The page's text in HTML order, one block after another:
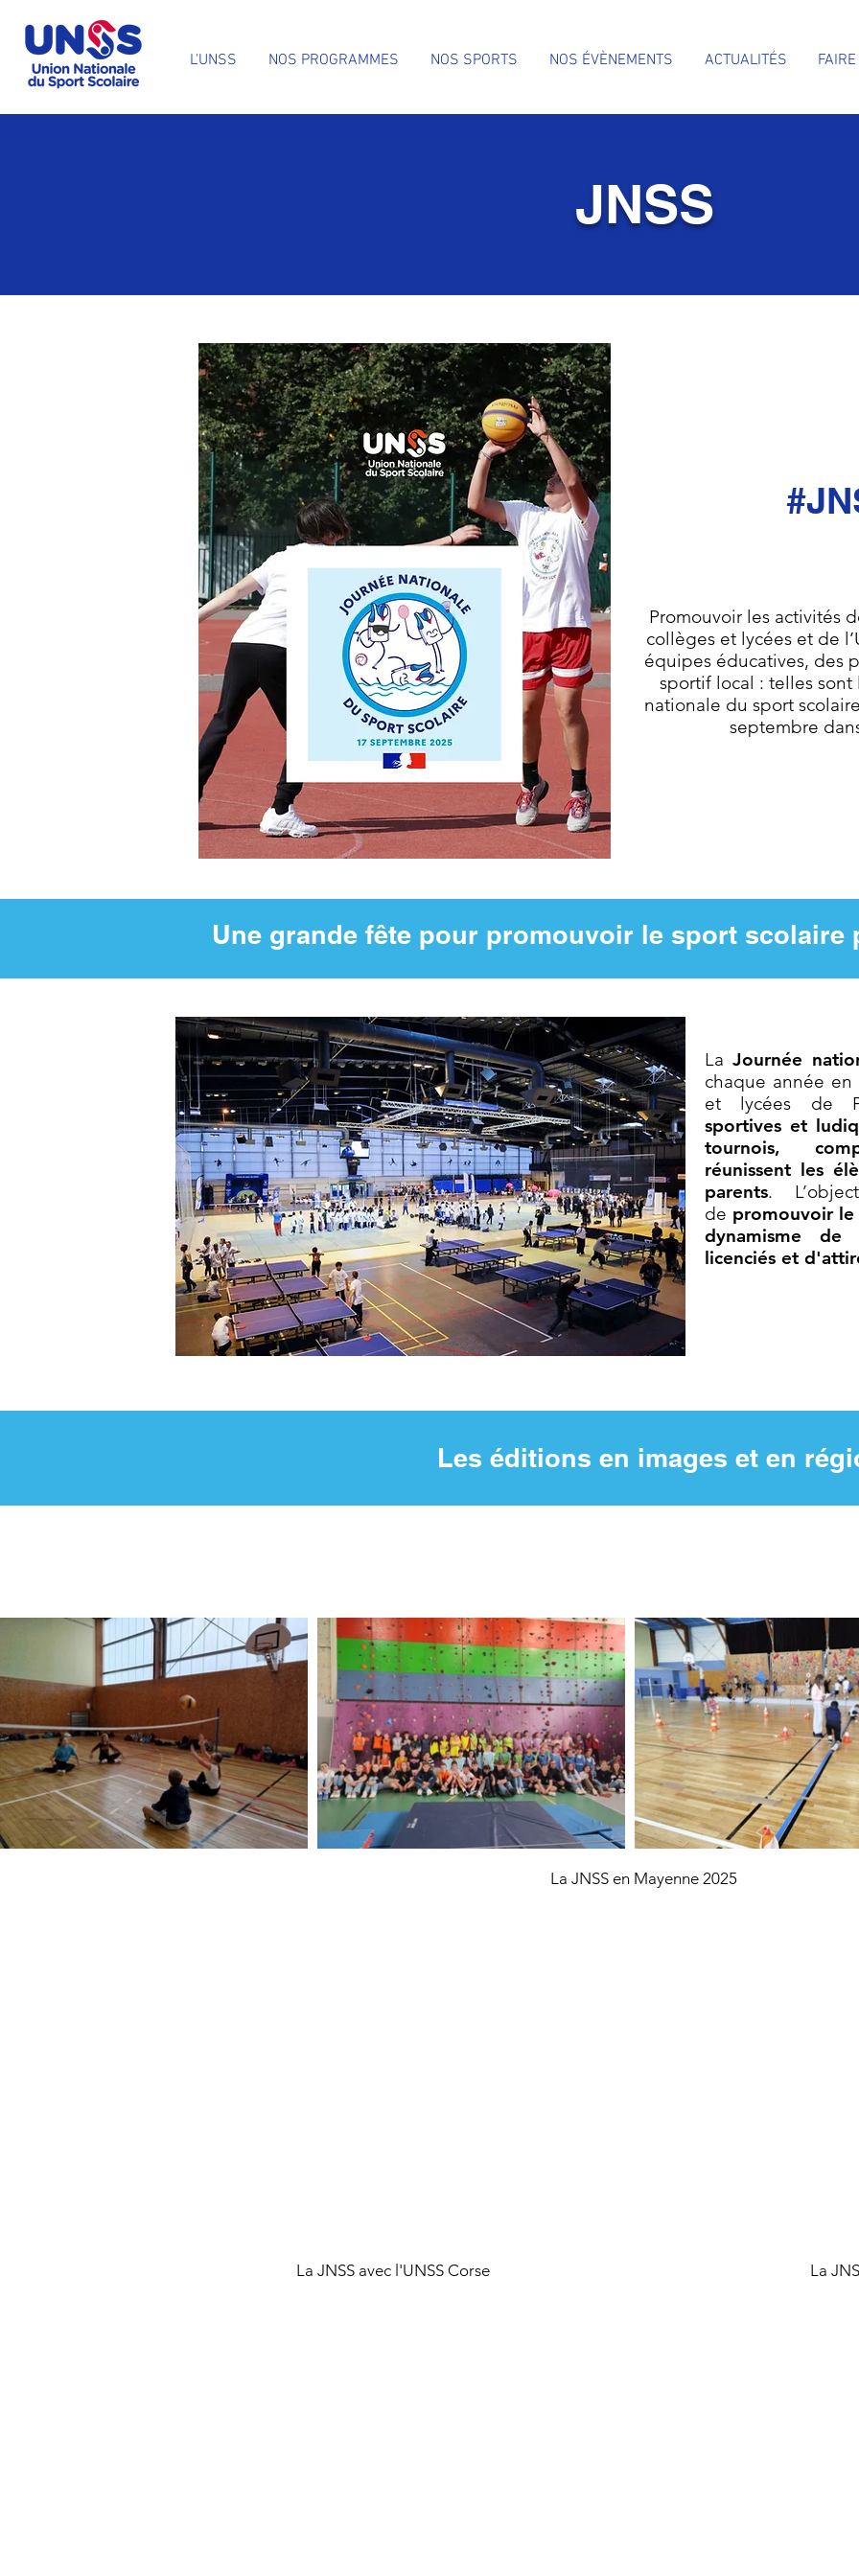
L'UNSS NOS PROGRAMMES NOS SPORTS NOS ÉVÈNEMENTS ACTUALITÉS
JNSS
Promouvoir les activités
collèges et lycées et de
équipes éducatives, des
sportif local : telles
nationale du sport
septembre
Une grande fête pour promouvoir le sport scolaire
La Journée
chaque année
et lycées de
sportives et
tournois,
réunissent les
parents.
de promouvoir
dynamisme
licenciés et
Les éditions en images et en
La JNSS en Mayenne 2025
La JNSS avec l'UNSS Corse La